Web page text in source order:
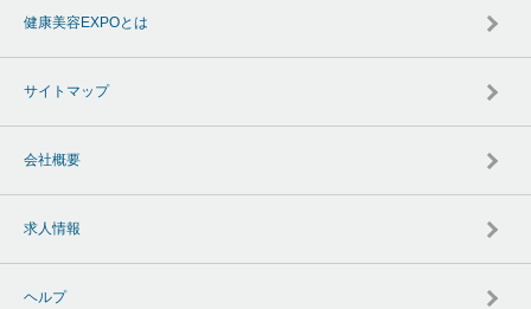
健康美容EXPOとは
サイトマップ
会社概要
求人情報
ヘルプ